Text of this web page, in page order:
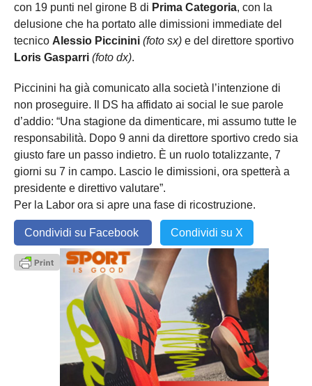
con 19 punti nel girone B di Prima Categoria, con la
delusione che ha portato alle dimissioni immediate del
tecnico Alessio Piccinini (foto sx) e del direttore sportivo
Loris Gasparri (foto dx).
Piccinini ha già comunicato alla società l’intenzione di
non proseguire. Il DS ha affidato ai social le sue parole
d’addio: “Una stagione da dimenticare, mi assumo tutte le
responsabilità. Dopo 9 anni da direttore sportivo credo sia
giusto fare un passo indietro. È un ruolo totalizzante, 7
giorni su 7 in campo. Lascio le dimissioni, ora spetterà a
presidente e direttivo valutare”.
Per la Labor ora si apre una fase di ricostruzione.
Condividi su Facebook Condividi su X